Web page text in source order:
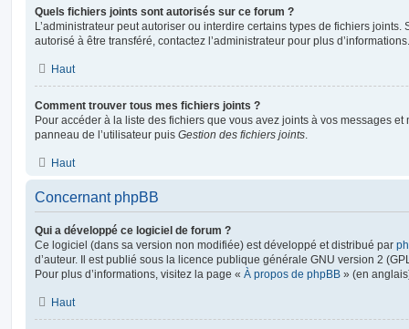
Quels fichiers joints sont autorisés sur ce forum ?
L’administrateur peut autoriser ou interdire certains types de fichiers joints.
autorisé à être transféré, contactez l’administrateur pour plus d’informations.
Haut
Comment trouver tous mes fichiers joints ?
Pour accéder à la liste des fichiers que vous avez joints à vos messages
panneau de l’utilisateur puis Gestion des fichiers joints
Haut
Concernant phpBB
Qui a développé ce logiciel de forum ?
Ce logiciel (dans sa version non modifiée) est développé et distribué par
d’auteur. Il est publié sous la licence publique générale GNU version 2
Pour plus d’informations, visitez la page « À propos de phpBB » (en
Haut